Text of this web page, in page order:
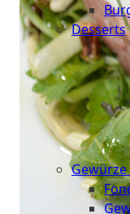
Desserts
Neu
Sale
&
dazu
Gewürze